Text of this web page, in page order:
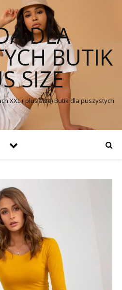
DLA
BUTIK
SIZE
XXL ( plus size) Butik dla puszystych